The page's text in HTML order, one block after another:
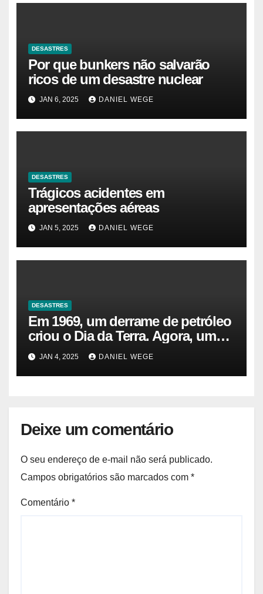
DESASTRES
Por que bunkers não salvarão
ricos de um desastre nuclear
JAN 6, 2025 DANIEL WEGE
DESASTRES
Trágicos acidentes em
apresentações aéreas
JAN 5, 2025 DANIEL WEGE
DESASTRES
Em 1969, um derrame de petróleo
criou o Dia da Terra. Agora, um
gasoduto pode reabrir |
Sustentabilidade
JAN 4, 2025 DANIEL WEGE
Deixe um comentário
O seu endereço de e-mail não será publicado.
Campos obrigatórios são marcados com *
Comentário *